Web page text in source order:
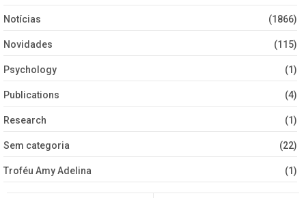
Notícias (1866)
Novidades (115)
Psychology (1)
Publications (4)
Research (1)
Sem categoria (22)
Troféu Amy Adelina (1)